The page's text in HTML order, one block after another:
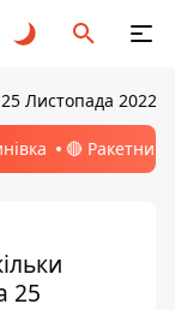
Листопада 2022
🔴 Ракетний
25